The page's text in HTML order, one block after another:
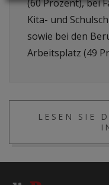
(60 Prozent), bei
Kita- und
sowie bei den
Arbeitsplatz (49
LESEN SIE